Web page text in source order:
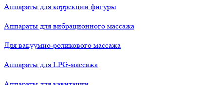
Аппараты для коррекции фигуры
Аппараты для вибрационного массажа
Для вакуумно-роликового массажа
Аппараты для LPG-массажа